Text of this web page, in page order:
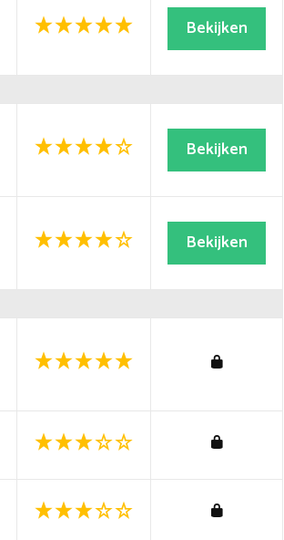
Bekijken
Bekijken
Bekijken